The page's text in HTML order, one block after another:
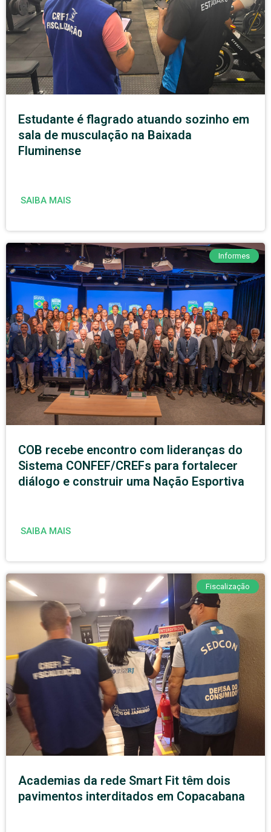
Estudante é flagrado atuando sozinho em
sala de musculação na Baixada
Fluminense
SAIBA MAIS
Informes
COB recebe encontro com lideranças do
Sistema CONFEF/CREFs para fortalecer
diálogo e construir uma Nação Esportiva
SAIBA MAIS
Fiscalização
Academias da rede Smart Fit têm dois
pavimentos interditados em Copacabana